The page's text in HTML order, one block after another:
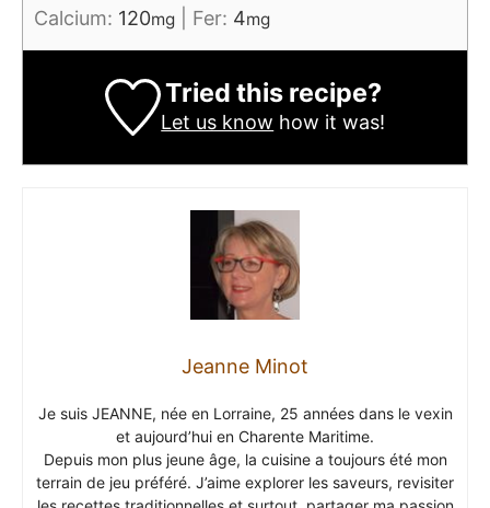
Calcium: 120mg Fer: 4mg
Tried this recipe?
Let us know how it was!
Jeanne Minot
Je suis JEANNE, née en Lorraine, 25 années dans le vexin
et aujourd’hui en Charente Maritime.
Depuis mon plus jeune âge, la cuisine a toujours été mon
terrain de jeu préféré. J’aime explorer les saveurs, revisiter